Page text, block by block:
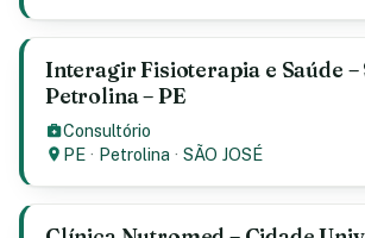
Interagir Fisioterapia e Saúde –
Petrolina – PE
Consultório
PE · Petrolina ·SÃO JOSÉ